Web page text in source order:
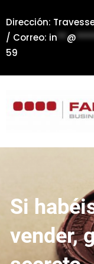
al
contenido
Dirección:
/ Correo: in**@
59
Si
vender,